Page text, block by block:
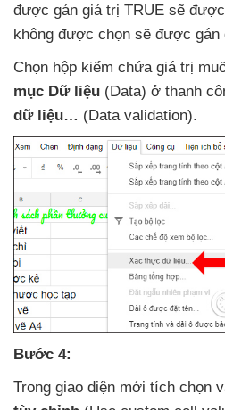
được gán giá trị TRUE sẽ
không được chọn sẽ được gán
Chọn hộp kiểm chứa giá trị
mục Dữ liệu (Data) ở thanh
dữ liệu… (Data validation).
Bước 4:
Trong giao diện mới tích chọn